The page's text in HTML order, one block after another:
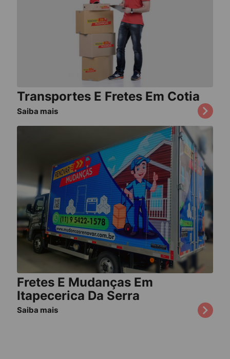
Transportes E Fretes Em Cotia
Saiba mais
Fretes E Mudanças Em
Itapecerica Da Serra
Saiba mais